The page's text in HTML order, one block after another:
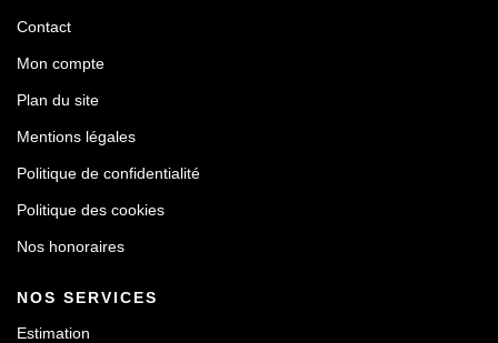
Contact
Mon compte
Plan du site
Mentions légales
Politique de confidentialité
Politique des cookies
Nos honoraires
NOS SERVICES
Estimation